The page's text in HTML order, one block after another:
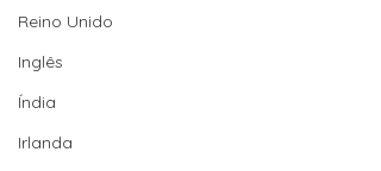
Reino Unido
Inglês
Índia
Irlanda